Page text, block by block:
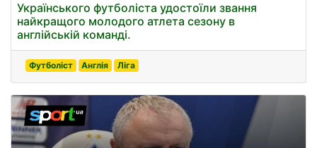
Українського футболіста удостоїли звання
найкращого молодого атлета сезону в
англійській команді.
Футболіст Англія Ліга